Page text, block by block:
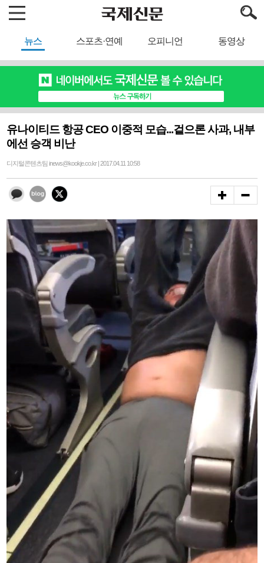
뉴스 스포츠·연예 오피니언 동영상
유나이티드 항공 CEO 이중적 모습...겉으론 사과, 내부
에선 승객 비난
디지털콘텐츠팀 inews@kookje.co.kr | 2017.04.11 10:58